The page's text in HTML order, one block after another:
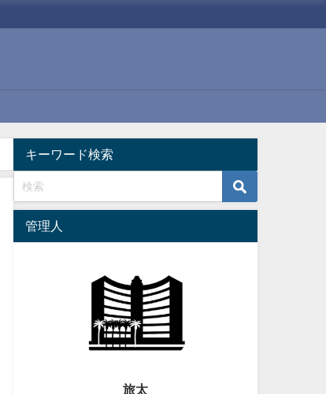
キーワード検索
管理人
旅太